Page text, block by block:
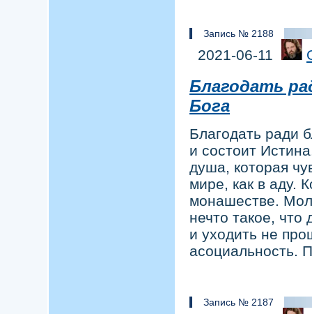
Запись № 2188
2021-06-11
Благодать
Бога
Благодать ради
и состоит
душа, которая
мире, как в аду.
монашестве.
нечто такое, что
и уходить не
асоциальность.
Запись № 2187